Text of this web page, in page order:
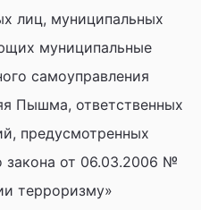
лиц, муниципальных
муниципальные
самоуправления
Пышма, ответственных
предусмотренных
закона от 06.03.2006 №
терроризму»